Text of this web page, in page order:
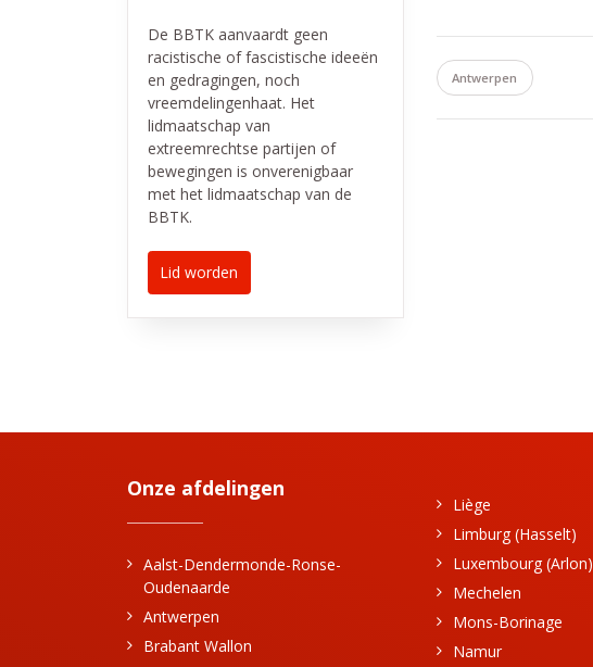
De BBTK aanvaardt geen
racistische of fascistische ideeën
en gedragingen, noch
vreemdelingenhaat. Het
lidmaatschap van
extreemrechtse partijen of
bewegingen is onverenigbaar
met het lidmaatschap van de
BBTK.
Lid worden
Antwerpen
Onze afdelingen
Aalst-Dendermonde-Ronse-
Oudenaarde
Antwerpen
Brabant Wallon
Liège
Limburg (Hasselt)
Luxembourg (Arlon)
Mechelen
Mons-Borinage
Namur